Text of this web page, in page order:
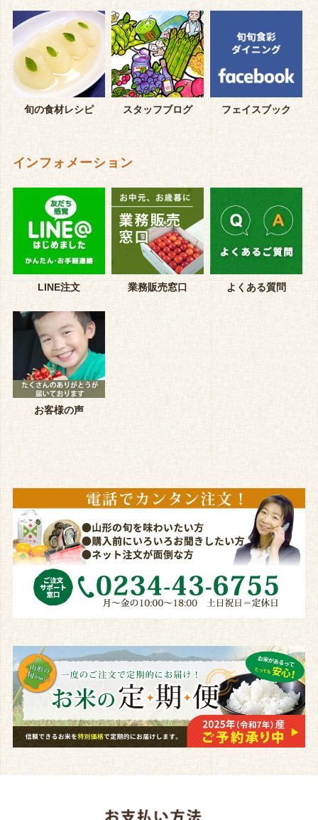
旬の食材レシピ スタッフブログ フェイスブック
インフォメーション
LINE注文 業務販売窓口 よくある質問
お客様の声